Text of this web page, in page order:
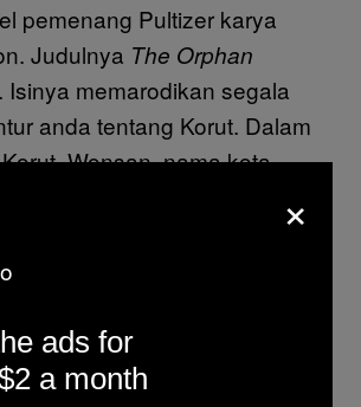
pemenang Pultizer karya
Judulnya The Orphan
. Isinya memarodikan segala
anda tentang Korut. Dalam
Wonsan, nama kota
tepat yang anda
karir gemilang sebagai
novel itu, Wonsan adalah
dioleh menjadi lem.
×
ads for
a month